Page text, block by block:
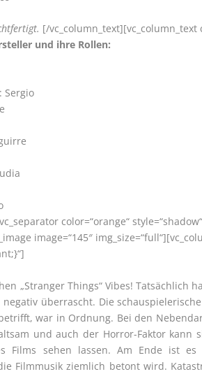
[/vc_column_text][vc_column_text
und ihre Rollen:
Sergio
color=“orange“
image=“145″
„Stranger Things“ Vibes!
überrascht. Die
war in Ordnung. Bei den
und auch der Horror-Faktor kann
Films sehen lassen. Am Ende ist
Filmmusik ziemlich betont wird.